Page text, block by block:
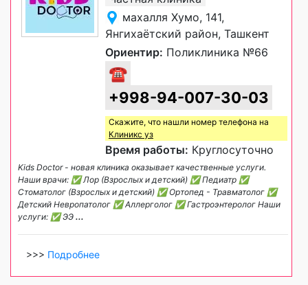
махалля Хумо, 141,
Янгихаётский район, Ташкент
Ориентир: Поликлиника №66
☎
+998-94-007-30-03
Скажите, что нашли номер телефона на
Клиникс уз
Время работы: Круглосуточно
Kids Doctor - новая клиника оказывает качественные услуги.
Наши врачи: ✅ Лор (Взрослых и детский) ✅ Педиатр ✅
Стоматолог (Взрослых и детский) ✅ Ортопед - Травматолог ✅
Детский Невропатолог ✅ Аллерголог ✅ Гастроэнтеролог Наши
услуги: ✅ ЭЭ ...
>>> Подробнее